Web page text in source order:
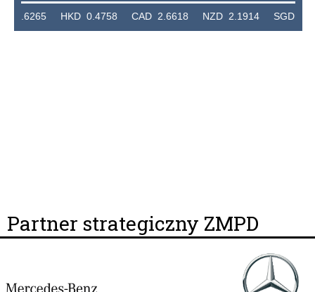
HKD 0.4758 CAD 2.6618 NZD 2.1914 SGD 2.9123
Partner strategiczny ZMPD